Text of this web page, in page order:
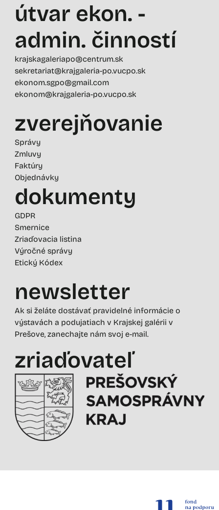
útvar ekon. -
admin. činností
krajskagaleriapo@centrum.sk
sekretariat@krajgaleria-po.vucpo.sk
ekonom.sgpo@gmail.com
ekonom@krajgaleria-po.vucpo.sk
zverejňovanie
Správy
Zmluvy
Faktúry
Objednávky
dokumenty
GDPR
Smernice
Zriaďovacia listina
Výročné správy
Etický Kódex
newsletter
Ak si želáte dostávať pravidelné informácie o
výstavách a podujatiach v Krajskej galérii v
Prešove, zanechajte nám svoj e-mail.
zriaďovateľ